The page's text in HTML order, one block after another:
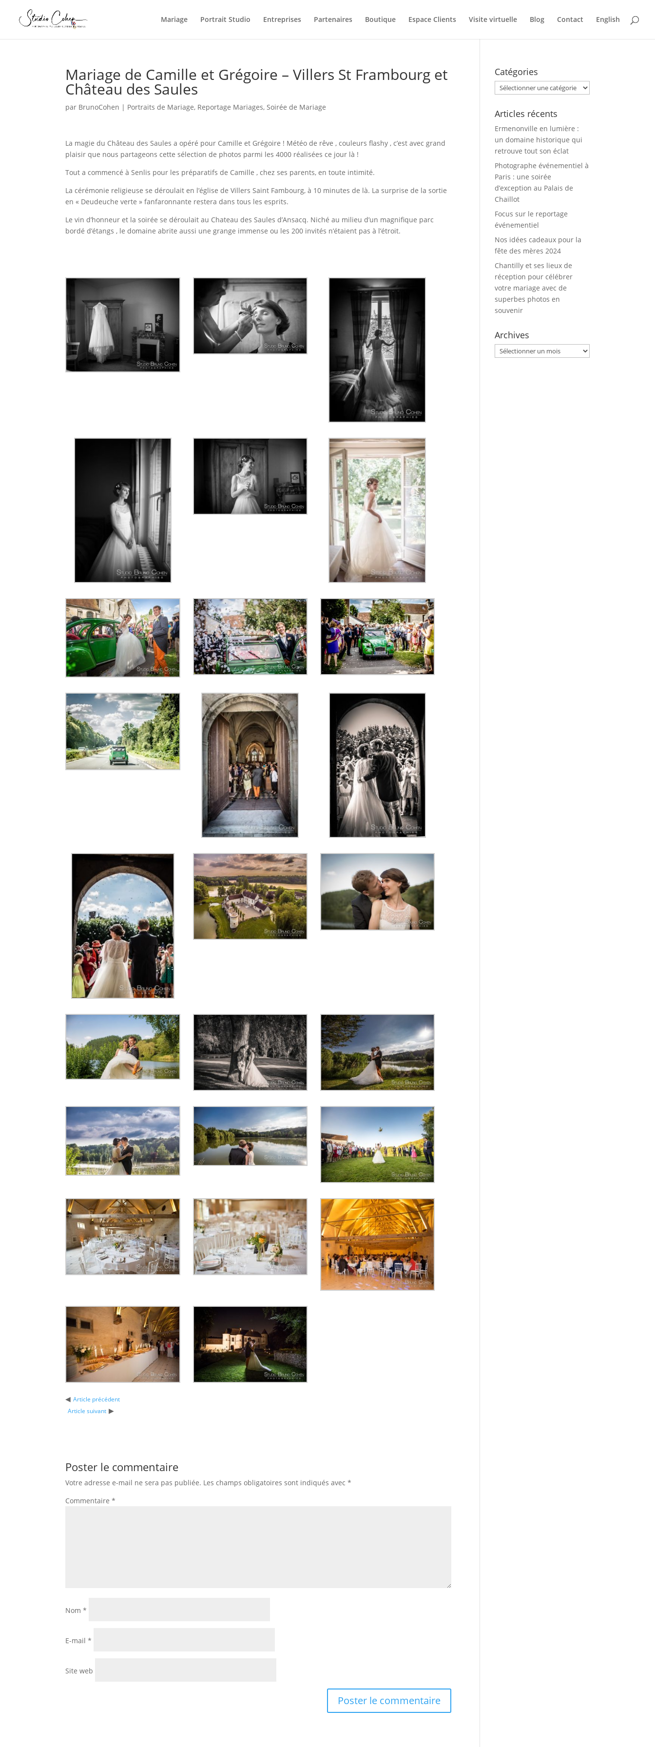
Mariage Portrait Studio Entreprises Partenaires Boutique Espace Clients Visite virtuelle Blog Contact English
Mariage de Camille et Grégoire – Villers St Frambourg et
Château des Saules
par BrunoCohen | Portraits de Mariage, Reportage Mariages,Soirée de Mariage
La magie du Château des Saules a opéré pour Camille et Grégoire ! Météo de rêve , couleurs flashy , c’est avec grand
plaisir que nous partageons cette sélection de photos parmi les 4000 réalisées ce jour là !
Tout a commencé à Senlis pour les préparatifs de Camille , chez ses parents, en toute intimité.
La cérémonie religieuse se déroulait en l’église de Villers Saint Fambourg, à 10 minutes de là. La surprise de la sortie
en « Deudeuche verte » fanfaronnante restera dans tous les esprits.
Le vin d’honneur et la soirée se déroulait au Chateau des Saules d’Ansacq. Niché au milieu d’un magnifique parc
bordé d’étangs , le domaine abrite aussi une grange immense ou les 200 invités n’étaient pas à l’étroit.
◀ Article précédent
Article suivant ▶
Poster le commentaire
Votre adresse e-mail ne sera pas publiée. Les champs obligatoires sont indiqués avec*
Commentaire*
Nom*
E-mail*
Site web
Catégories
Catégories
Articles récents
Ermenonville en lumière :
un domaine historique qui
retrouve tout son éclat
Photographe événementiel à
Paris : une soirée
d’exception au Palais de
Chaillot
Focus sur le reportage
événementiel
Nos idées cadeaux pour la
fête des mères 2024
Chantilly et ses lieux de
réception pour célébrer
votre mariage avec de
superbes photos en
souvenir
Archives
Archives